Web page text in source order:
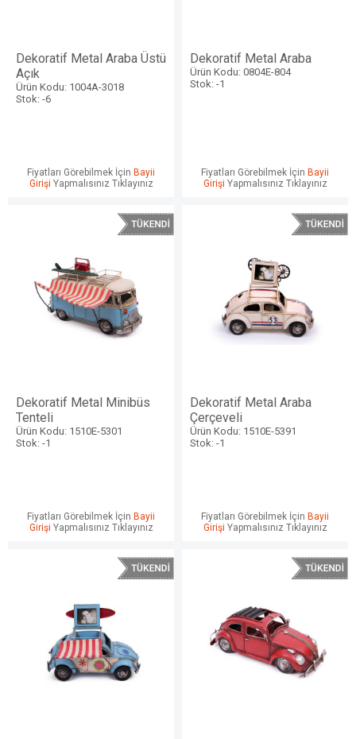
Dekoratif Metal Araba Üstü
Açık
Ürün Kodu: 1004A-3018
Stok: -6
Fiyatları Görebilmek İçin Bayii
Girişi Yapmalısınız Tıklayınız
Dekoratif Metal Araba
Ürün Kodu: 0804E-804
Stok: -1
Fiyatları Görebilmek İçin Bayii
Girişi Yapmalısınız Tıklayınız
Dekoratif Metal Minibüs
Tenteli
Ürün Kodu: 1510E-5301
Stok: -1
Fiyatları Görebilmek İçin Bayii
Girişi Yapmalısınız Tıklayınız
Dekoratif Metal Araba
Çerçeveli
Ürün Kodu: 1510E-5391
Stok: -1
Fiyatları Görebilmek İçin Bayii
Girişi Yapmalısınız Tıklayınız